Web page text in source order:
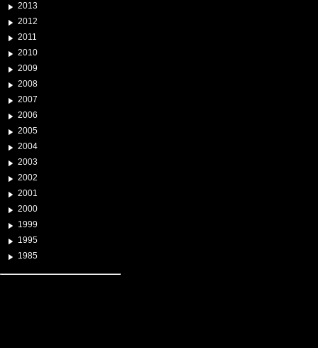
2013
2012
2011
2010
2009
2008
2007
2006
2005
2004
2003
2002
2001
2000
1999
1995
1985